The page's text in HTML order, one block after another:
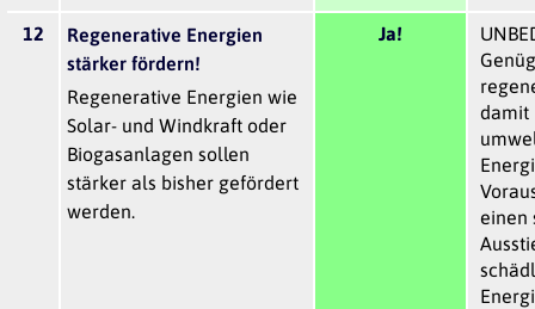
12
Regenerative Energien
stärker fördern!
Regenerative Energien wie
Solar- und Windkraft oder
Biogasanlagen sollen
stärker als bisher gefördert
werden.
Ja!
damit
einen